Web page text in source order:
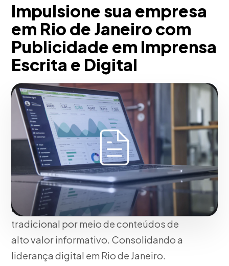
Impulsione sua empresa
em Rio de Janeiro com
Publicidade em Imprensa
Escrita e Digital
A partir da nossa experiência,
desenvolvemos artigos patrocinados
(Advertorials) e formatos publicitários
em mídias de alta circulação.
Camuflamos a mensagem comercial
como tom jornalístico ou estilo de vida
midiático (Brand Voice), superando as
barreiras da rejeição publicitária
tradicional por meio de conteúdos de
alto valor informativo. Consolidando a
liderança digital em Rio de Janeiro.